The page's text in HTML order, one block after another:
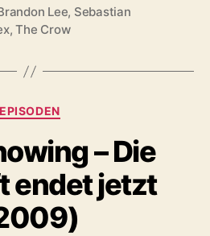
Lee, Sebastian
,The Crow
Kategorien
EPISODEN
– Die
endet jetzt